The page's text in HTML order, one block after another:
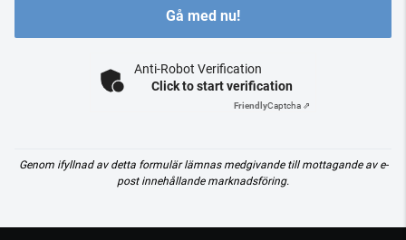
Gå med nu!
Anti-Robot Verification
Click to start verification
FriendlyCaptcha ⇗
Genom ifyllnad av detta formulär lämnas medgivande till mottagande av e-
post innehållande marknadsföring.